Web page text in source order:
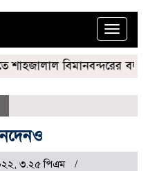
Toggle
বিমানবন্দরের বলাকা
৩.২৫ পিএম